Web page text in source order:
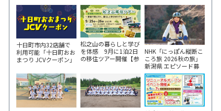
十日町市内32店舗で
利用可能「十日町おお
まつり JCVクーポン」
い！
松之山の暮らしと学び
を体感 9月に1泊2日
の移住ツアー開催【参
NHK「にっぽん縦断こ
ころ旅 2026秋の旅」
新潟県 エピソード募
集中！